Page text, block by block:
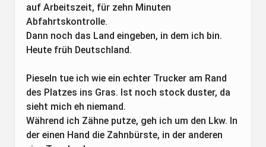
auf Arbeitszeit, für zehn Minuten
Abfahrtskontrolle.
Dann noch das Land eingeben, in dem ich bin.
Heute früh Deutschland.
Pieseln tue ich wie ein echter Trucker am Rand
des Platzes ins Gras. Ist noch stock duster, da
sieht mich eh niemand.
Während ich Zähne putze, geh ich um den Lkw. In
der einen Hand die Zahnbürste, in der anderen